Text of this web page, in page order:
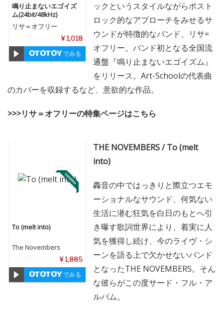
鳴り止まないエゴイズ
ム(24bit/48kHz)
リサ＝オフリー
¥ 1,018
でみる
ックというスタイルながらポスト
ロック的なアプローチをみせるサ
ウンドが特徴的なバンド、リサ=
オフリー。バンド初となる全国流
通盤『鳴り止まないエゴイズム』
をリリース。Art-Schoolの代表曲
のカバーを収録するなど、意欲的な作品。
>>>リサ＝オフリーの特集ページはこちら
To (melt into)
The Novembers
¥ 1,885
でみる
THE NOVEMBERS / To (melt
into)
轟音の中ではっきりと際立つエモ
ーショナルなサウンド、何気ない
生活に潜む狂気を白日のもとへ引
き曝す歌詞世界により、着実に人
気を獲得し続け、今のライヴ・シ
ーンを語る上で欠かせないバンド
となったTHE NOVEMBERS。そん
な彼らがこの度サード・フル・ア
ルバム。